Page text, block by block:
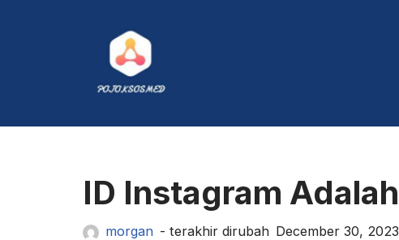
ID Instagram
morgan December 30, 2023